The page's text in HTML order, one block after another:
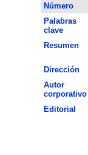
Número
Palabras
clave
Resumen
Dirección
Autor
corporativo
Editorial